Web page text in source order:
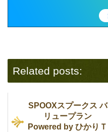
Related posts:
SPOOXスプークス バ
リュープラン
Powered by ひかりＴ